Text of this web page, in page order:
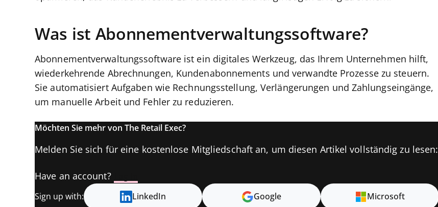
Was ist Abonnementverwaltungssoftware?
Abonnementverwaltungssoftware ist ein digitales Werkzeug, das Ihrem Unternehmen hilft,
wiederkehrende Abrechnungen, Kundenabonnements und verwandte Prozesse zu steuern.
Sie automatisiert Aufgaben wie Rechnungsstellung, Verlängerungen und Zahlungseingänge,
um manuelle Arbeit und Fehler zu reduzieren.
Möchten Sie mehr von The Retail Exec?
Melden Sie sich für eine kostenlose Mitgliedschaft an, um diesen Artikel vollständig zu lesen:
Have an account?
Sign up with: LinkedIn Google Microsoft